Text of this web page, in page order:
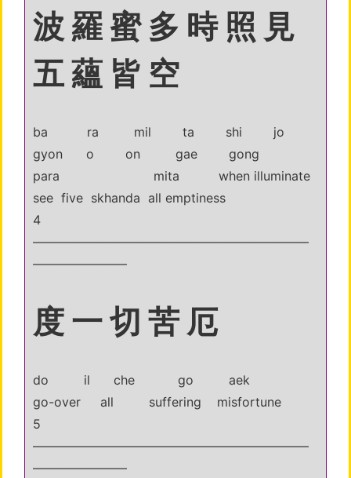
波 羅 蜜 多 時 照 見
五 蘊 皆 空
ba ra mil ta shi jo
gyon o on gae gong
para mita when illuminate
see five skhanda all emptiness
4
——————————————————————
———————–
度 一 切 苦 厄
do il che go aek
go-over all suffering misfortune
5
——————————————————————
———————–